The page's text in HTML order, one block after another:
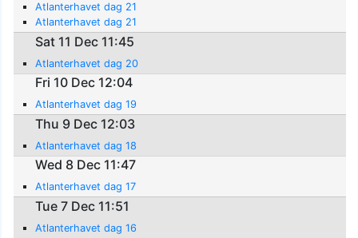
Atlanterhavet dag 21
Atlanterhavet dag 21
Sat 11 Dec 11:45
Atlanterhavet dag 20
Fri 10 Dec 12:04
Atlanterhavet dag 19
Thu 9 Dec 12:03
Atlanterhavet dag 18
Wed 8 Dec 11:47
Atlanterhavet dag 17
Tue 7 Dec 11:51
Atlanterhavet dag 16